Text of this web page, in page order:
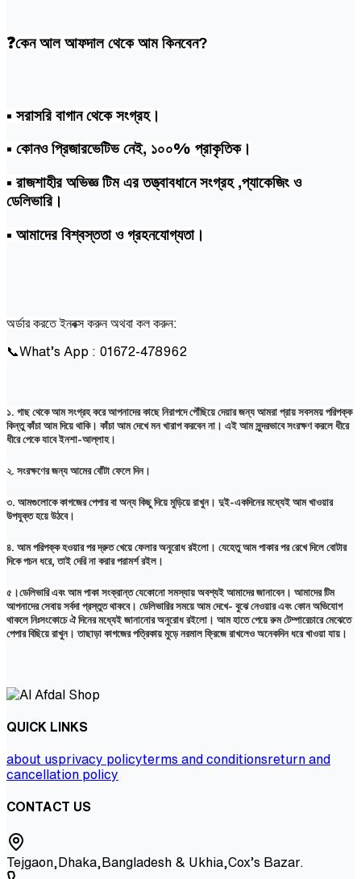
❓কেন আল আফদাল থেকে আম কিনবেন?
• সরাসরি বাগান থেকে সংগ্রহ।
• কোনও প্রিজারভেটিভ নেই, ১০০% প্রাকৃতিক।
• রাজশাহীর অভিজ্ঞ টিম এর তত্ত্বাবধানে সংগ্রহ ,প্যাকেজিং ও
ডেলিভারি।
• আমাদের বিশ্বস্ততা ও গ্রহনযোগ্যতা।
অর্ডার করতে ইনবক্স করুন অথবা কল করুন:
📞What’s App : ⁨01672-478962⁩
১. গাছ থেকে আম সংগ্রহ করে আপনাদের কাছে নিরাপদে পৌঁছিয়ে দেয়ার জন্য আমরা প্রায় সবসময় পরিপক্ক
কিন্তু কাঁচা আম দিয়ে থাকি। কাঁচা আম দেখে মন খারাপ করবেন না। এই আম সুন্দরভাবে সংরক্ষণ করলে ধীরে
ধীরে পেকে যাবে ইনশা-আল্লাহ।
২. সংরক্ষণের জন্য আমের বোঁটা ফেলে দিন।
৩. আমগুলোকে কাগজের পেপার বা অন্য কিছু দিয়ে মুড়িয়ে রাখুন। দুই-একদিনের মধ্যেই আম খাওয়ার
উপযুক্ত হয়ে উঠবে।
৪. আম পরিপক্ক হওয়ার পর দ্রুত খেয়ে ফেলার অনুরোধ রইলো। যেহেতু আম পাকার পর রেখে দিলে বোটার
দিকে পচন ধরে, তাই দেরি না করার পরামর্শ রইল।
৫।ডেলিভারি এবং আম পাকা সংক্রান্ত যেকোনো সমস্যায় অবশ্যই আমাদের জানাবেন। আমাদের টিম
আপনাদের সেবায় সর্বদা প্রস্তুত থাকবে। ডেলিভারির সময়ে আম দেখে- বুঝে নেওয়ার এবং কোন অভিযোগ
থাকলে নিঃসংকোচে ঐ দিনের মধ্যেই জানানোর অনুরোধ রইলো। আম হাতে পেয়ে রুম টেম্পারেচারে মেঝেতে
পেপার বিছিয়ে রাখুন। তাছাড়া কাগজের পত্রিকায় মুড়ে নরমাল ফ্রিজে রাখলেও অনেকদিন ধরে খাওয়া যায়।
QUICK LINKS
about usprivacy policyterms and conditionsreturn and
cancellation policy
CONTACT US
Tejgaon,Dhaka,Bangladesh & Ukhia,Cox’s Bazar.